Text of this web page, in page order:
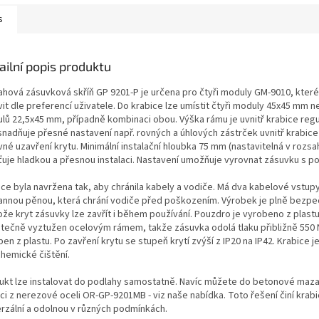
popis produktu
zásuvková skříň GP 9201-P je určena pro čtyři moduly GM-9010,
dle preferencí uživatele. Do krabice lze umístit čtyři moduly 45x45 mm
22,5x45 mm, případně kombinaci obou. Výška rámu je uvnitř krabice
přesné nastavení např. rovných a úhlových zástrček uvnitř
uzavření krytu. Minimální instalační hloubka 75 mm (nastavitelná v
hladkou a přesnou instalaci. Nastavení umožňuje vyrovnat zásuvku s
byla navržena tak, aby chránila kabely a vodiče. Má dva kabelové
pěnou, která chrání vodiče před poškozením. Výrobek je plně
kryt zásuvky lze zavřít i během používání. Pouzdro je vyrobeno z
vyztužen ocelovým rámem, takže zásuvka odolá tlaku přibližně 550
z plastu. Po zavření krytu se stupeň krytí zvýší z IP20 na IP42. Krabice
čištění.
lze instalovat do podlahy samostatně. Navíc můžete do betonové
z nerezové oceli OR-GP-9201MB - viz naše nabídka. Toto řešení činí
a odolnou v různých podmínkách.